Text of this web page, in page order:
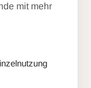
mit mehr